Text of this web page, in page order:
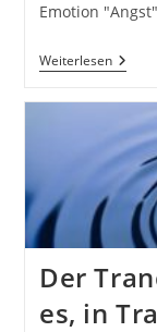
Emotion "Angst"
WeiterlesenWarum
Nicht
Angst
Der
es, in